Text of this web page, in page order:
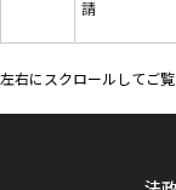
請
左右にスクロールしてご覧